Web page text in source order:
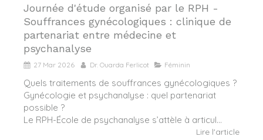
Journée d'étude organisé par le RPH -
Souffrances gynécologiques : clinique de
partenariat entre médecine et
psychanalyse
27 Mar 2026 Dr. Ouarda Ferlicot Féminin
Quels traitements de souffrances gynécologiques ?
Gynécologie et psychanalyse : quel partenariat
possible ?
Le RPH-École de psychanalyse s’attèle à articul...
Lire l'article